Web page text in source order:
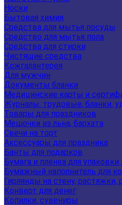
Носки
Бытовая химия
Средства для мытья посуды
Средство для мытья пола
Средства для стирки
Чистящие средства
Кожгалантерея
Для мужчин
Документы бланки
Медицинские карты и
Журналы, трудовые, бланки,
Товары для праздников
Мешочки из льна, бархата
Свечи на торт
Аксессуары для праздника
Банты для подарков
Бумага и пленка для
Бумажный наполнитель для
Гирлянды на стену, растяжки,
Конверт для денег
Копилки, сувениры